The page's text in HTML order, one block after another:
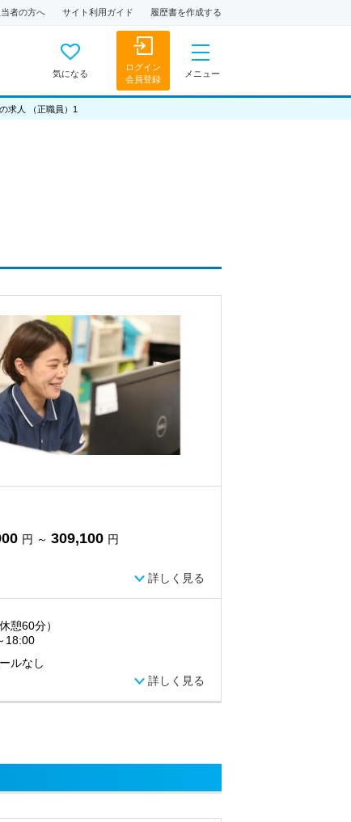
者の方へ サイト利用ガイド 履歴書を作成する
気になる
ログイン
会員登録
メニュー
求人 （正職員）1
円 ～ 309,100 円
詳しく見る
憩60分）
18:00
ルなし
詳しく見る